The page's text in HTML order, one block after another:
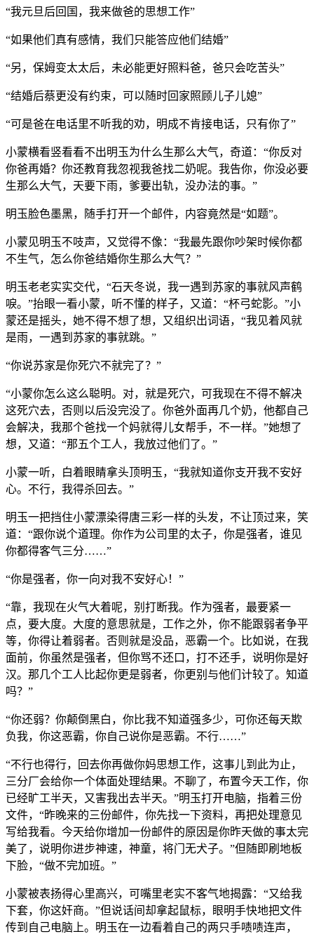
“我元旦后回国，我来做爸的思想工作”
“如果他们真有感情，我们只能答应他们结婚”
“另，保姆变太太后，未必能更好照料爸，爸只会吃苦头”
“结婚后蔡更没有约束，可以随时回家照顾儿子儿媳”
“可是爸在电话里不听我的劝，明成不肯接电话，只有你了”
小蒙横看竖看看不出明玉为什么生那么大气，奇道：“你反对
你爸再婚？你还教育我忽视我爸找二奶呢。我告你，你没必要
生那么大气，天要下雨，爹要出轨，没办法的事。”
明玉脸色墨黑，随手打开一个邮件，内容竟然是“如题”。
小蒙见明玉不吱声，又觉得不像：“我最先跟你吵架时候你都
不生气，怎么你爸结婚你生那么大气？”
明玉老老实实交代，“石天冬说，我一遇到苏家的事就风声鹤
唳。”抬眼一看小蒙，听不懂的样子，又道：“杯弓蛇影。”小
蒙还是摇头，她不得不想了想，又组织出词语，“我见着风就
是雨，一遇到苏家的事就跳。”
“你说苏家是你死穴不就完了？”
“小蒙你怎么这么聪明。对，就是死穴，可我现在不得不解决
这死穴去，否则以后没完没了。你爸外面再几个奶，他都自己
会解决，我那个爸找一个妈就得儿女帮手，不一样。”她想了
想，又道：“那五个工人，我放过他们了。”
小蒙一听，白着眼睛拿头顶明玉，“我就知道你支开我不安好
心。不行，我得杀回去。”
明玉一把挡住小蒙漂染得唐三彩一样的头发，不让顶过来，笑
道：“跟你说个道理。你作为公司里的太子，你是强者，谁见
你都得客气三分……”
“你是强者，你一向对我不安好心！”
“靠，我现在火气大着呢，别打断我。作为强者，最要紧一
点，要大度。大度的意思就是，工作之外，你不能跟弱者争平
等，你得让着弱者。否则就是没品，恶霸一个。比如说，在我
面前，你虽然是强者，但你骂不还口，打不还手，说明你是好
汉。那几个工人比起你更是弱者，你更别与他们计较了。知道
吗？”
“你还弱？你颠倒黑白，你比我不知道强多少，可你还每天欺
负我，你这恶霸，你自己说你是恶霸。不行……”
“不行也得行，回去你再做你妈思想工作，这事儿到此为止，
三分厂会给你一个体面处理结果。不聊了，布置今天工作，你
已经旷工半天，又害我出去半天。”明玉打开电脑，指着三份
文件，“昨晚来的三份邮件，你先找一下资料，再把处理意见
写给我看。今天给你增加一份邮件的原因是你昨天做的事太完
美了，说明你进步神速，神童，将门无犬子。”但随即刷地板
下脸，“做不完加班。”
小蒙被表扬得心里高兴，可嘴里老实不客气地揭露：“又给我
下套，你这奸商。”但说话间却拿起鼠标，眼明手快地把文件
传到自己电脑上。明玉在一边看着自己的两只手啧啧连声，